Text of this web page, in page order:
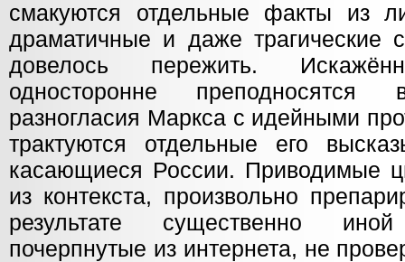
смакуются отдельные факты из
драматичные и даже трагические
довелось пережить.
односторонне преподносятся
разногласия Маркса с идейными
трактуются отдельные его
касающиеся России. Приводимые
из контекста, произвольно
результате существенно
почерпнутые из интернета, не